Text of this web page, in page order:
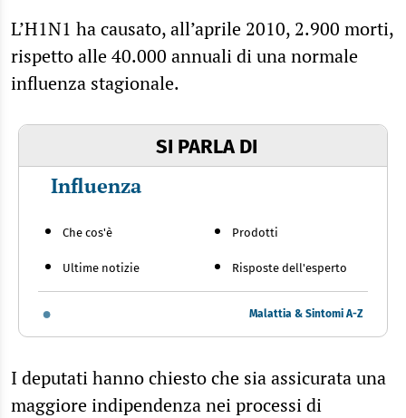
L’H1N1 ha causato, all’aprile 2010, 2.900 morti,
rispetto alle 40.000 annuali di una normale
influenza stagionale.
SI PARLA DI
Influenza
Che cos'è
Ultime notizie
Prodotti
Risposte dell'esperto
Malattia & Sintomi A-Z
I deputati hanno chiesto che sia assicurata una
maggiore indipendenza nei processi di